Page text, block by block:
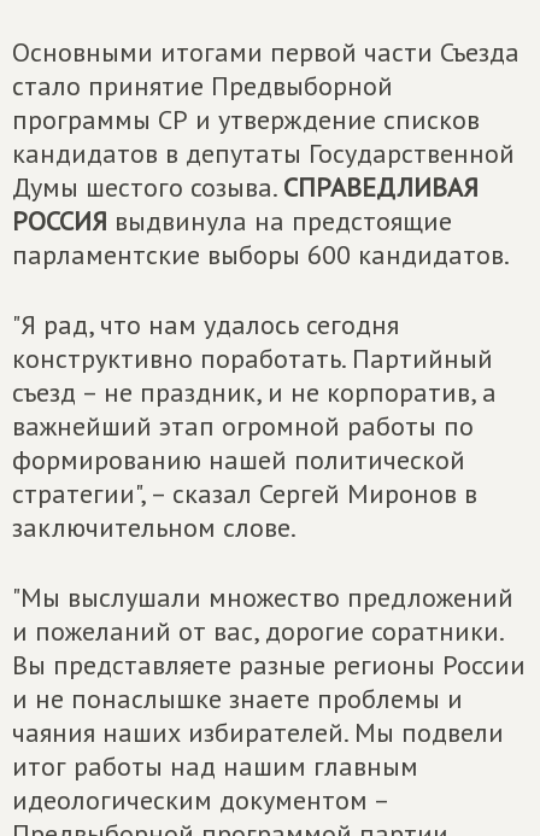
Основными итогами первой части Съезда
стало принятие Предвыборной
программы СР и утверждение списков
кандидатов в депутаты Государственной
Думы шестого созыва. СПРАВЕДЛИВАЯ
РОССИЯ выдвинула на предстоящие
парламентские выборы 600 кандидатов.
"Я рад, что нам удалось сегодня
конструктивно поработать. Партийный
съезд – не праздник, и не корпоратив, а
важнейший этап огромной работы по
формированию нашей политической
стратегии", – сказал Сергей Миронов в
заключительном слове.
"Мы выслушали множество предложений
и пожеланий от вас, дорогие соратники.
Вы представляете разные регионы России
и не понаслышке знаете проблемы и
чаяния наших избирателей. Мы подвели
итог работы над нашим главным
идеологическим документом –